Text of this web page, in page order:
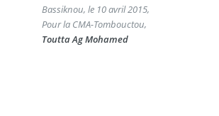
Bassiknou, le 10 avril 2015,
Pour la CMA-Tombouctou,
Toutta Ag Mohamed